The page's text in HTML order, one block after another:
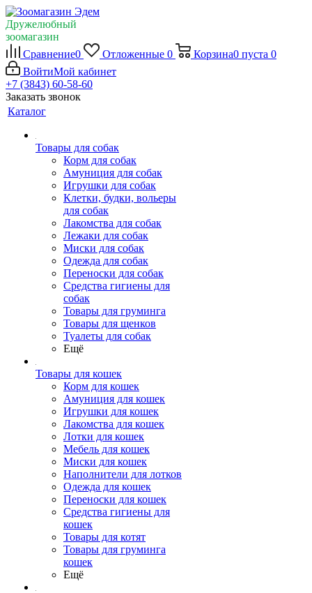
Дружелюбный
зоомагазин
Сравнение0 Отложенные 0 Корзина0 пуста 0
ВойтиМой кабинет
+7 (3843) 60-58-60
Заказать звонок
Каталог
Товары для собак
Корм для собак
Амуниция для собак
Игрушки для собак
Клетки, будки, вольеры
для собак
Лакомства для собак
Лежаки для собак
Миски для собак
Одежда для собак
Переноски для собак
Средства гигиены для
собак
Товары для груминга
Товары для щенков
Туалеты для собак
Ещё
Товары для кошек
Корм для кошек
Амуниция для кошек
Игрушки для кошек
Лакомства для кошек
Лотки для кошек
Мебель для кошек
Миски для кошек
Наполнители для лотков
Одежда для кошек
Переноски для кошек
Средства гигиены для
кошек
Товары для котят
Товары для груминга
кошек
Ещё